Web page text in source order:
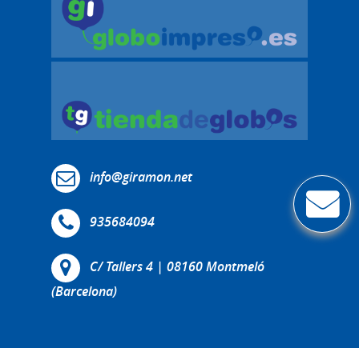
info@giramon.net
935684094
C/ Tallers 4 | 08160 Montmeló
(Barcelona)